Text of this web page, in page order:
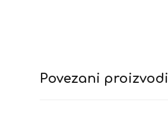
Povezani proizvodi